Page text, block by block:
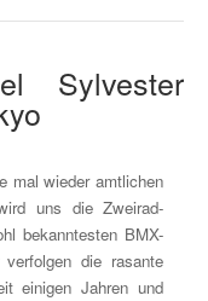
Sylvester
mal wieder amtlichen
uns die Zweirad-
bekanntesten BMX-
die rasante
einigen Jahren und